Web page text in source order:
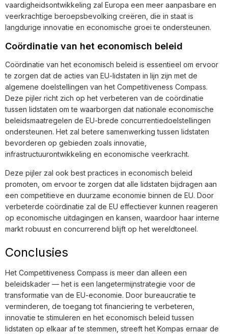
vaardigheidsontwikkeling zal Europa een meer aanpasbare en
veerkrachtige beroepsbevolking creëren, die in staat is
langdurige innovatie en economische groei te ondersteunen.
Coördinatie van het economisch beleid
Coördinatie van het economisch beleid is essentieel om ervoor
te zorgen dat de acties van EU-lidstaten in lijn zijn met de
algemene doelstellingen van het Competitiveness Compass.
Deze pijler richt zich op het verbeteren van de coördinatie
tussen lidstaten om te waarborgen dat nationale economische
beleidsmaatregelen de EU-brede concurrentiedoelstellingen
ondersteunen. Het zal betere samenwerking tussen lidstaten
bevorderen op gebieden zoals innovatie,
infrastructuurontwikkeling en economische veerkracht.
Deze pijler zal ook best practices in economisch beleid
promoten, om ervoor te zorgen dat alle lidstaten bijdragen aan
een competitieve en duurzame economie binnen de EU. Door
verbeterde coördinatie zal de EU effectiever kunnen reageren
op economische uitdagingen en kansen, waardoor haar interne
markt robuust en concurrerend blijft op het wereldtoneel.
Conclusies
Het Competitiveness Compass is meer dan alleen een
beleidskader — het is een langetermijnstrategie voor de
transformatie van de EU-economie. Door bureaucratie te
verminderen, de toegang tot financiering te verbeteren,
innovatie te stimuleren en het economisch beleid tussen
lidstaten op elkaar af te stemmen, streeft het Kompas ernaar de